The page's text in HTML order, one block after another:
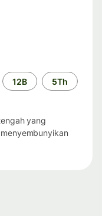
12B 5Th
yang